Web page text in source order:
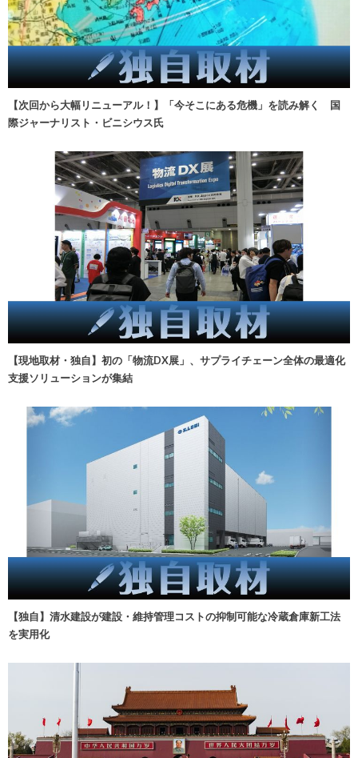
【次回から大幅リニューアル！】「今そこにある危機」を読み解く 国
際ジャーナリスト・ビニシウス氏
【現地取材・独自】初の「物流DX展」、サプライチェーン全体の最適化
支援ソリューションが集結
【独自】清水建設が建設・維持管理コストの抑制可能な冷蔵倉庫新工法
を実用化